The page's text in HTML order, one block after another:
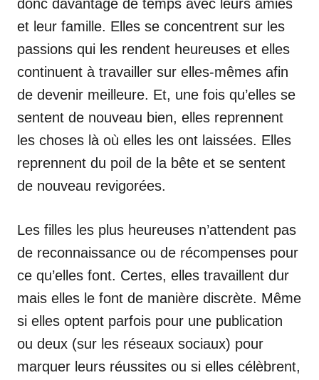
donc davantage de temps avec leurs amies
et leur famille. Elles se concentrent sur les
passions qui les rendent heureuses et elles
continuent à travailler sur elles-mêmes afin
de devenir meilleure. Et, une fois qu’elles se
sentent de nouveau bien, elles reprennent
les choses là où elles les ont laissées. Elles
reprennent du poil de la bête et se sentent
de nouveau revigorées.
Les filles les plus heureuses n’attendent pas
de reconnaissance ou de récompenses pour
ce qu’elles font. Certes, elles travaillent dur
mais elles le font de manière discrète. Même
si elles optent parfois pour une publication
ou deux (sur les réseaux sociaux) pour
marquer leurs réussites ou si elles célèbrent,